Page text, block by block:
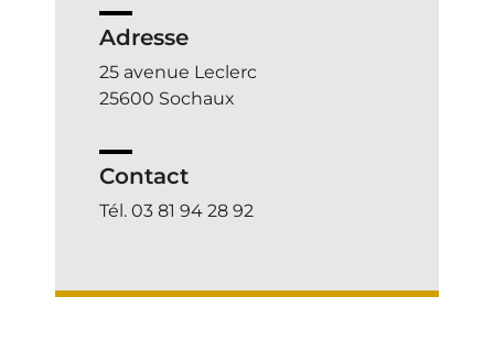
Adresse
25 avenue Leclerc
25600 Sochaux
Contact
Tél. 03 81 94 28 92